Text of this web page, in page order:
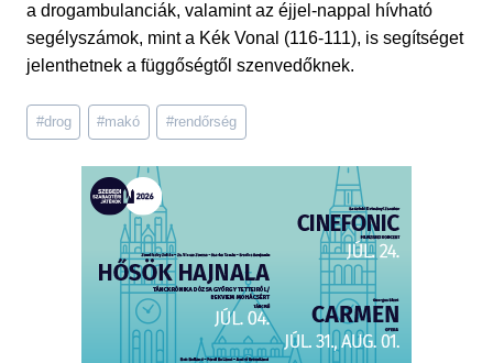
a drogambulanciák, valamint az éjjel-nappal hívható
segélyszámok, mint a Kék Vonal (116-111), is segítséget
jelenthetnek a függőségtől szenvedőknek.
Post
Tags:
#drog #makó #rendőrség